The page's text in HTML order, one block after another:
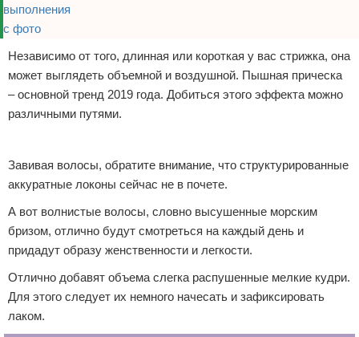
Независимо от того, длинная или короткая у вас стрижка, она
может выглядеть объемной и воздушной. Пышная прическа
– основной тренд 2019 года. Добиться этого эффекта можно
различными путями.
Завивая волосы, обратите внимание, что структурированные
аккуратные локоны сейчас не в почете.
А вот волнистые волосы, словно высушенные морским
бризом, отлично будут смотреться на каждый день и
придадут образу женственности и легкости.
Отлично добавят объема слегка распушенные мелкие кудри.
Для этого следует их немного начесать и зафиксировать
лаком.